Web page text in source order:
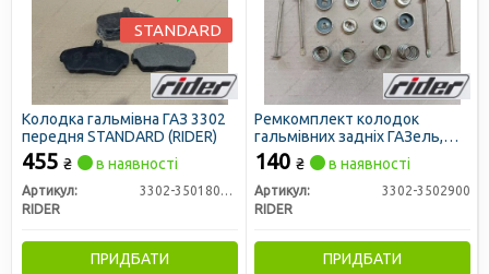
Колодка гальмівна ГАЗ 3302
передня STANDARD (RIDER)
455 ₴ в наявності
Артикул:
3302-3501800-01
RIDER
ПРИДБАТИ
STANDARD
Ремкомплект колодок
гальмівних задніх ГАЗель,
ГАЗ 3302 (RIDER)
140 ₴ в наявності
Артикул:
3302-3502900
RIDER
ПРИДБАТИ